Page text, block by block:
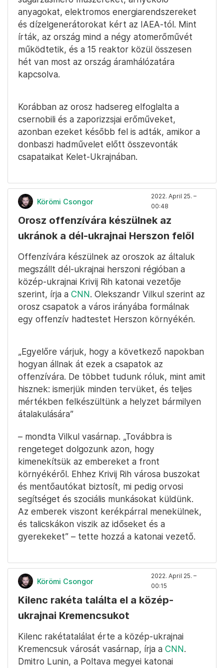
anyagokat, elektromos energiarendszereket
és dízelgenerátorokat kért az IAEA-tól. Mint
írták, az ország mind a négy atomerőművét
működtetik, és a 15 reaktor közül összesen
hét van most az ország áramhálózatára
kapcsolva.
Korábban az orosz hadsereg elfoglalta a
csernobili és a zaporizzsjai erőműveket,
azonban ezeket később fel is adták, amikor a
donbaszi hadművelet előtt összevonták
csapataikat Kelet-Ukrajnában.
Körömi Csongor
2022. April 25. –
00:48
Orosz offenzívára készülnek az
ukránok a dél-ukrajnai Herszon felől
Offenzívára készülnek az oroszok az általuk
megszállt dél-ukrajnai herszoni régióban a
közép-ukrajnai Krivij Rih katonai vezetője
szerint, írja a CNN. Olekszandr Vilkul szerint az
orosz csapatok a város irányába formálnak
egy offenzív hadtestet Herszon környékén.
„Egyelőre várjuk, hogy a következő napokban
hogyan állnak át ezek a csapatok az
offenzívára. De többet tudunk róluk, mint amit
hisznek: ismerjük minden tervüket, és teljes
mértékben felkészültünk a helyzet bármilyen
átalakulására”
– mondta Vilkul vasárnap. „Továbbra is
rengeteget dolgozunk azon, hogy
kimenekítsük az embereket a front
környékéről. Ehhez Krivij Rih városa buszokat
és mentőautókat biztosít, mi pedig orvosi
segítséget és szociális munkásokat küldünk.
Az emberek viszont kerékpárral menekülnek,
és talicskákon viszik az időseket és a
gyerekeket” – tette hozzá a katonai vezető.
Körömi Csongor
2022. April 25. –
00:15
Kilenc rakéta találta el a közép-
ukrajnai Kremencsukot
Kilenc rakétatalálat érte a közép-ukrajnai
Kremencsuk városát vasárnap, írja a CNN.
Dmitro Lunin, a Poltava megyei katonai